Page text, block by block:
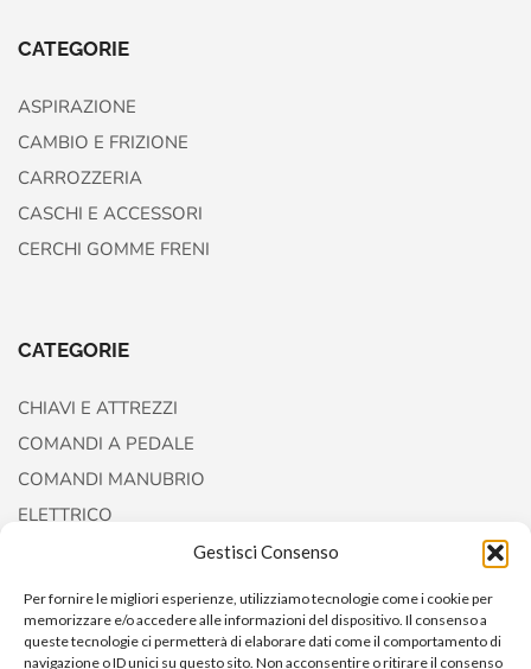
Gestisci Consenso
Per fornire le migliori esperienze, utilizziamo tecnologie come i cookie per
memorizzare e/o accedere alle informazioni del dispositivo. Il consenso a
queste tecnologie ci permetterà di elaborare dati come il comportamento di
navigazione o ID unici su questo sito. Non acconsentire o ritirare il consenso
CATEGORIE
ASPIRAZIONE
CAMBIO E FRIZIONE
CARROZZERIA
CASCHI E ACCESSORI
CERCHI GOMME FRENI
CATEGORIE
CHIAVI E ATTREZZI
COMANDI A PEDALE
COMANDI MANUBRIO
ELETTRICO
FORCELLE E AMMORTIZZATORI